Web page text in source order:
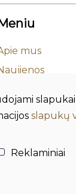
mus
Leidiniai
slapukų
Reklaminiai